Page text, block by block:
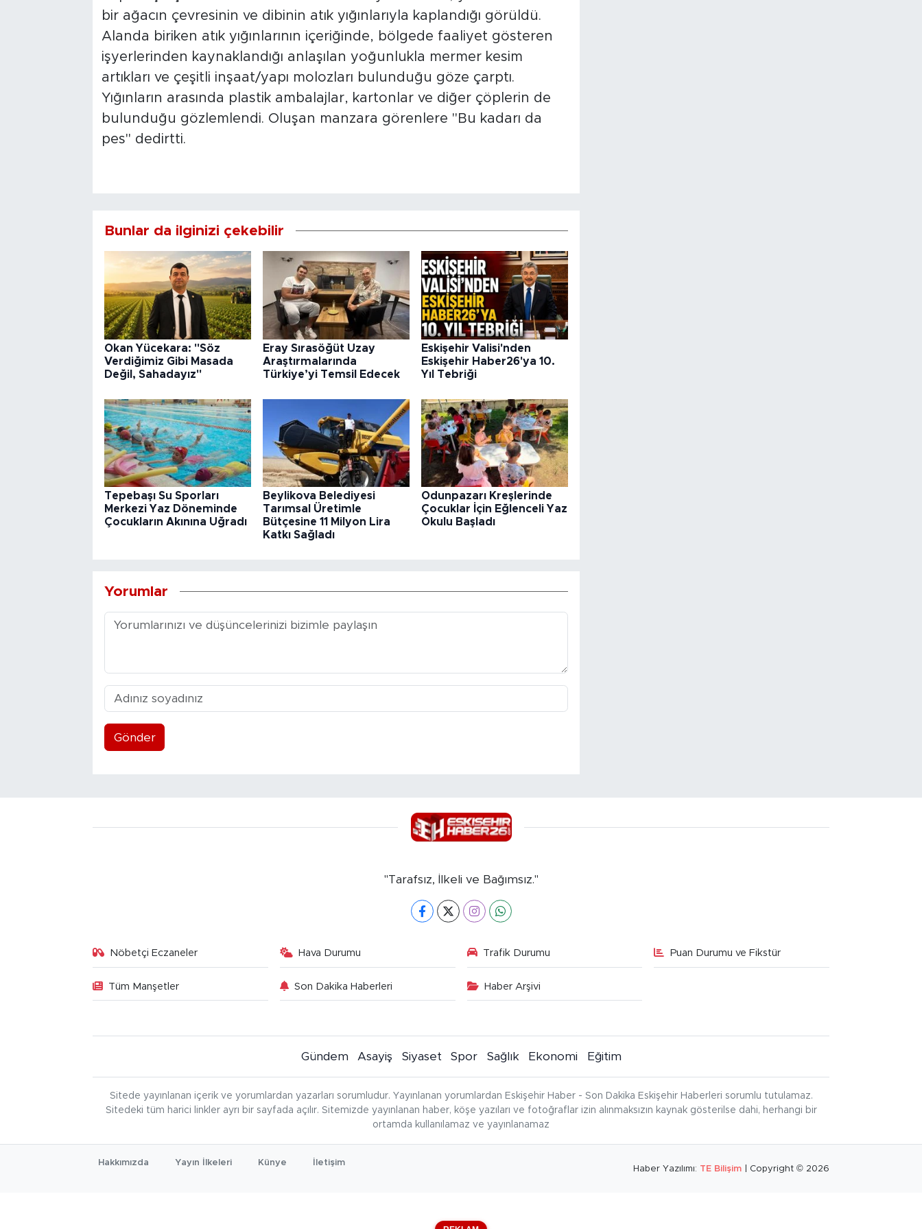
bir ağacın çevresinin ve dibinin atık yığınlarıyla kaplandığı görüldü.
Alanda biriken atık yığınlarının içeriğinde, bölgede faaliyet gösteren
işyerlerinden kaynaklandığı anlaşılan yoğunlukla mermer kesim
artıkları ve çeşitli inşaat/yapı molozları bulunduğu göze çarptı.
Yığınların arasında plastik ambalajlar, kartonlar ve diğer çöplerin de
bulunduğu gözlemlendi. Oluşan manzara görenlere "Bu kadarı da
pes" dedirtti.
Bunlar da ilginizi çekebilir
Okan Yücekara: "Söz
Verdiğimiz Gibi Masada
Değil, Sahadayız"
Eray Sırasöğüt Uzay
Araştırmalarında
Türkiye’yi Temsil Edecek
Eskişehir Valisi'nden
Eskişehir Haber26'ya 10.
Yıl Tebriği
Tepebaşı Su Sporları
Merkezi Yaz Döneminde
Çocukların Akınına Uğradı
Beylikova Belediyesi
Tarımsal Üretimle
Bütçesine 11 Milyon Lira
Katkı Sağladı
Odunpazarı Kreşlerinde
Çocuklar İçin Eğlenceli Yaz
Okulu Başladı
Yorumlar
Gönder
"Tarafsız, İlkeli ve Bağımsız."
Nöbetçi Eczaneler Hava Durumu Trafik Durumu Puan Durumu ve Fikstür
Tüm Manşetler Son Dakika Haberleri Haber Arşivi
Gündem Asayiş Siyaset Spor Sağlık Ekonomi Eğitim
Sitede yayınlanan içerik ve yorumlardan yazarları sorumludur. Yayınlanan yorumlardan Eskişehir Haber - Son Dakika Eskişehir Haberleri sorumlu tutulamaz.
Sitedeki tüm harici linkler ayrı bir sayfada açılır. Sitemizde yayınlanan haber, köşe yazıları ve fotoğraflar izin alınmaksızın kaynak gösterilse dahi, herhangi bir
ortamda kullanılamaz ve yayınlanamaz
Hakkımızda Yayın İlkeleri Künye İletişim
Haber Yazılımı: TE Bilişim | Copyright © 2026